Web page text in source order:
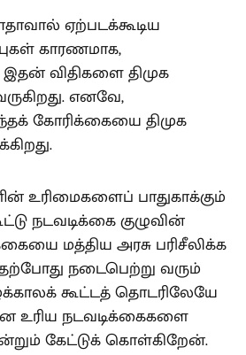
ஏற்படக்கூடிய
காரணமாக,
விதிகளை திமுக
எனவே,
கோரிக்கையை திமுக
உரிமைகளைப் பாதுகாக்கும்
நடவடிக்கை குழுவின்
மத்திய அரசு பரிசீலிக்க
நடைபெற்று வரும்
கூட்டத் தொடரிலேயே
உரிய நடவடிக்கைகளை
கேட்டுக் கொள்கிறேன்.